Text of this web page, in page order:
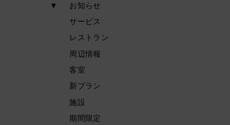
▼
お知らせ
サービス
レストラン
周辺情報
客室
新プラン
施設
期間限定